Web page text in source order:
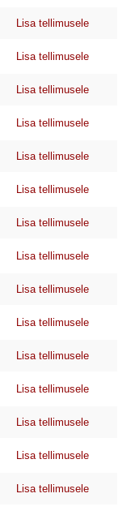
Lisa tellimusele
Lisa tellimusele
Lisa tellimusele
Lisa tellimusele
Lisa tellimusele
Lisa tellimusele
Lisa tellimusele
Lisa tellimusele
Lisa tellimusele
Lisa tellimusele
Lisa tellimusele
Lisa tellimusele
Lisa tellimusele
Lisa tellimusele
Lisa tellimusele